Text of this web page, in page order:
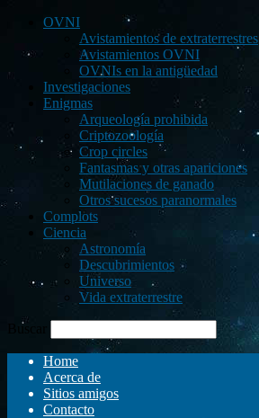
OVNI
Avistamientos de extraterrestres
Avistamientos OVNI
OVNIs en la antigüedad
Investigaciones
Enigmas
Arqueología prohibida
Criptozoología
Crop circles
Fantasmas y otras apariciones
Mutilaciones de ganado
Otros sucesos paranormales
Complots
Ciencia
Astronomía
Descubrimientos
Universo
Vida extraterrestre
Buscar
Home
Acerca de
Sitios amigos
Contacto